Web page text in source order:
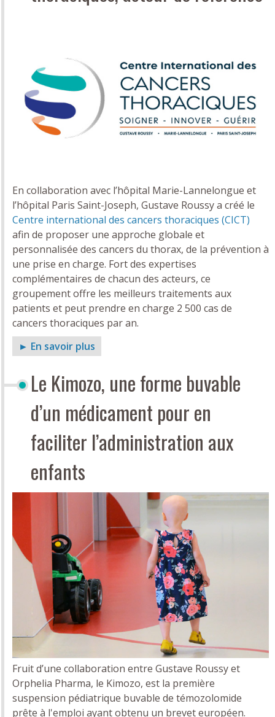
En collaboration avec l’hôpital Marie-Lannelongue et
l’hôpital Paris Saint-Joseph, Gustave Roussy a créé le
Centre international des cancers thoraciques (CICT)
afin de proposer une approche globale et
personnalisée des cancers du thorax, de la prévention à
une prise en charge. Fort des expertises
complémentaires de chacun des acteurs, ce
groupement offre les meilleurs traitements aux
patients et peut prendre en charge 2 500 cas de
cancers thoraciques par an.
► En savoir plus
Le Kimozo, une forme buvable
d’un médicament pour en
faciliter l’administration aux
enfants
Fruit d’une collaboration entre Gustave Roussy et
Orphelia Pharma, le Kimozo, est la première
suspension pédiatrique buvable de témozolomide
prête à l'emploi ayant obtenu un brevet européen.